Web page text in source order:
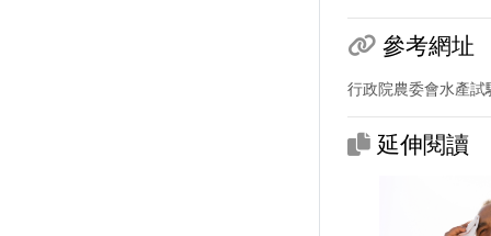
參考網址
行政院農委會水產試
延伸閱讀